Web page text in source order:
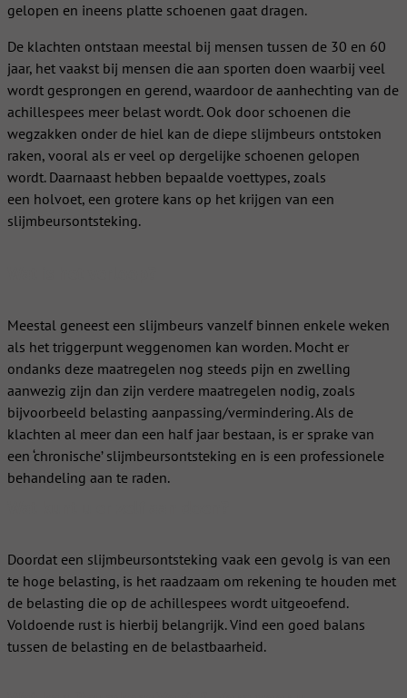
gelopen en ineens platte schoenen gaat dragen.
De klachten ontstaan meestal bij mensen tussen de 30 en 60
jaar, het vaakst bij mensen die aan sporten doen waarbij veel
wordt gesprongen en gerend, waardoor de aanhechting van de
achillespees meer belast wordt. Ook door schoenen die
wegzakken onder de hiel kan de diepe slijmbeurs ontstoken
raken, vooral als er veel op dergelijke schoenen gelopen
wordt. Daarnaast hebben bepaalde voettypes, zoals
een holvoet, een grotere kans op het krijgen van een
slijmbeursontsteking.
Meestal geneest een slijmbeurs vanzelf binnen enkele weken
als het triggerpunt weggenomen kan worden. Mocht er
ondanks deze maatregelen nog steeds pijn en zwelling
aanwezig zijn dan zijn verdere maatregelen nodig, zoals
bijvoorbeeld belasting aanpassing/vermindering. Als de
klachten al meer dan een half jaar bestaan, is er sprake van
een ‘chronische’ slijmbeursontsteking en is een professionele
behandeling aan te raden.
Doordat een slijmbeursontsteking vaak een gevolg is van een
te hoge belasting, is het raadzaam om rekening te houden met
de belasting die op de achillespees wordt uitgeoefend.
Voldoende rust is hierbij belangrijk. Vind een goed balans
tussen de belasting en de belastbaarheid.